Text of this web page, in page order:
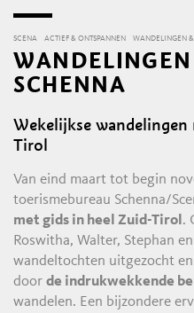
SCENA ACTIEF & ONTSPANNEN WANDELINGEN
SCHENNA
Wekelijkse
Tirol
Van eind maart tot begin
toerismebureau Schenna/
met gids in heel Zuid-Tirol .
Roswitha, Walter, Stephan
wandeltochten uitgezocht
doorde indrukwekkende
wandelen. Een bijzondere